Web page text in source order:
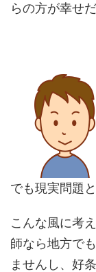
らの方が幸せ
でも現実問題
こんな風に考
師なら地方で
ませんし、好